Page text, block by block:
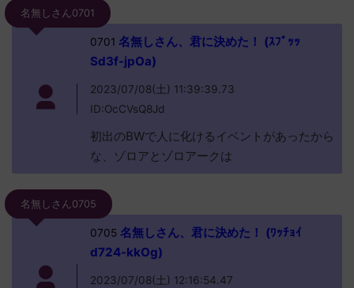
名無しさん0701
0701 名無しさん、君に決めた！ (ｽﾌﾟｯｯ
Sd3f-jpOa)
2023/07/08(土) 11:39:39.73
ID:OcCVsQ8Jd
初出のBWで人に化けるイベントがあったから
な、ゾロアとゾロアークは
名無しさん0705
0705名無しさん、君に決めた！ (ﾜｯﾁｮｲ
d724-kkOg)
2023/07/08(土) 12:16:54.47